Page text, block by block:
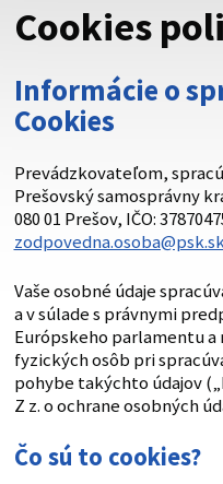
Buďte pozorní a vždy sa
cez zabezpečenú webovú
vždy začína https:// pred
Cookies
Informácie o
Cookies
Prevádzkovateľom,
Prešovský samosprávny
080 01 Prešov, IČO:
Vaše osobné údaje
a v súlade s právnymi
Európskeho parlamentu a
fyzických osôb pri
pohybe takýchto údajov
Z z. o ochrane osobných
Čo sú to cookies?